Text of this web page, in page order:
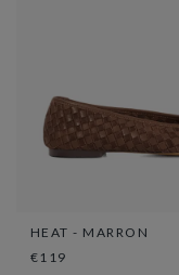
HEAT - MARRON
€119